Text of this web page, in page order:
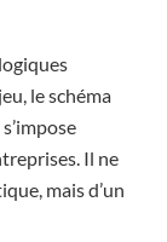
le schéma
Il ne
mais d’un